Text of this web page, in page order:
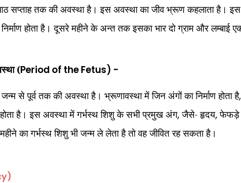
सप्ताह तक की अवस्था है। इस अवस्था का जीव भ्रूण कहलाता है। इस
होता है। दूसरे महीने के अन्त तक इसका भार दो ग्राम और लम्बाई
(Period of the Fetus) -
से पूर्व तक की अवस्था है। भ्रूणावस्था में जिन अंगों का निर्माण होता है
है। इस अवस्था में गर्भस्थ शिशु के सभी प्रमुख अंग,जैसे- हृदय,फेफड़े
का गर्भस्थ शिशु भी जन्म ले लेता है तो वह जीवित रह सकता है।